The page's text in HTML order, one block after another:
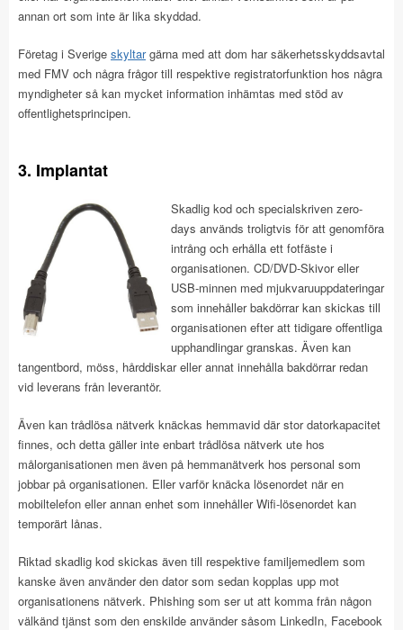
annan ort som inte är lika skyddad.
Företag i Sverige skyltargärna med att dom har säkerhetsskyddsavtal
med FMV och några frågor till respektive registratorfunktion hos några
myndigheter så kan mycket information inhämtas med stöd av
offentlighetsprincipen.
3. Implantat
Skadlig kod och specialskriven zero-
days används troligtvis för att genomföra
intrång och erhålla ett fotfäste i
organisationen. CD/DVD-Skivor eller
USB-minnen med mjukvaruuppdateringar
som innehåller bakdörrar kan skickas till
organisationen efter att tidigare offentliga
upphandlingar granskas. Även kan
tangentbord, möss, hårddiskar eller annat innehålla bakdörrar redan
vid leverans från leverantör.
Även kan trådlösa nätverk knäckas hemmavid där stor datorkapacitet
finnes, och detta gäller inte enbart trådlösa nätverk ute hos
målorganisationen men även på hemmanätverk hos personal som
jobbar på organisationen. Eller varför knäcka lösenordet när en
mobiltelefon eller annan enhet som innehåller Wifi-lösenordet kan
temporärt lånas.
Riktad skadlig kod skickas även till respektive familjemedlem som
kanske även använder den dator som sedan kopplas upp mot
organisationens nätverk. Phishing som ser ut att komma från någon
välkänd tjänst som den enskilde använder såsom LinkedIn, Facebook